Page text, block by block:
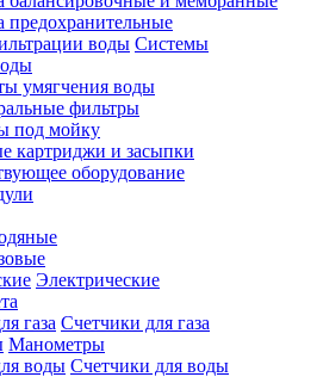
предохранительные
Системы
умягчения воды
фильтры
под мойку
картриджи и засыпки
оборудование
Электрические
Счетчики для газа
Манометры
Счетчики для воды